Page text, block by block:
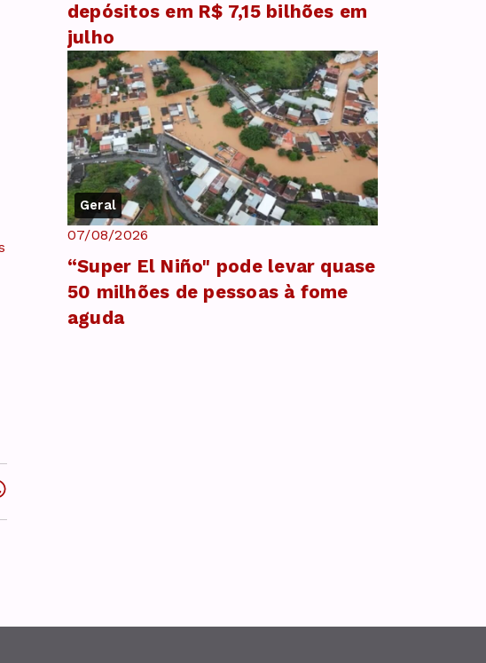
depósitos em R$ 7,15 bilhões em
julho
Geral
07/08/2026
“Super El Niño" pode levar quase
50 milhões de pessoas à fome
aguda